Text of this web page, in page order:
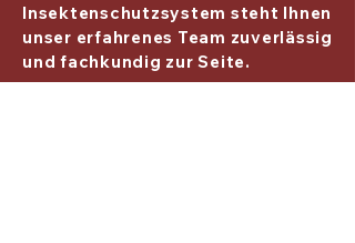
Insektenschutzsystem steht Ihnen
unser erfahrenes Team zuverlässig
und fachkundig zur Seite.